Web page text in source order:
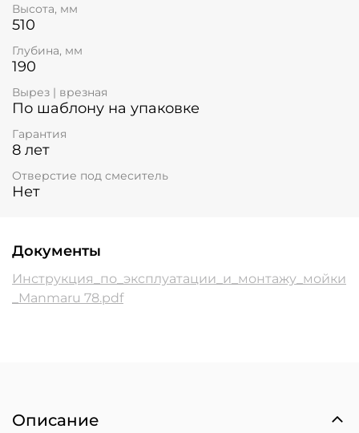
Высота, мм
510
Глубина, мм
190
Вырез | врезная
По шаблону на упаковке
Гарантия
8 лет
Отверстие под смеситель
Нет
Документы
Инструкция_по_эксплуатации_и_монтажу_мойки
_Manmaru 78.pdf
Описание